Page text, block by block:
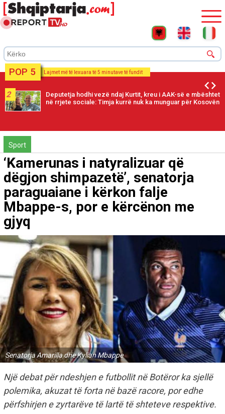
POP 5 Lajmet më të lexuara të 5 minutave të fundit
2
Deputetja hodhi vezë ndaj Kurtit, kreu i AAK-së e mbështet
në rrjete sociale: Timja kurrë nuk ka munguar për Kosovën
Sport
‘Kamerunas i natyralizuar që
dëgjon shimpazetë’, senatorja
paraguaiane i kërkon falje
Mbappe-s, por e kërcënon me
gjyq
Senatorja Amarilla dhe Kylian Mbappe
Një debat për ndeshjen e futbollit në Botëror ka sjellë
polemika, akuzat të forta në bazë racore, por edhe
përfshirjen e zyrtarëve të lartë të shteteve respektive.